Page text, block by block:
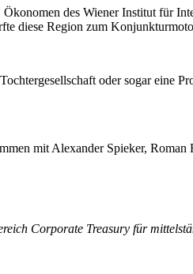
des Wiener Institut für
diese Region zum
oder sogar
mit Alexander Spieker,
Corporate Treasury für